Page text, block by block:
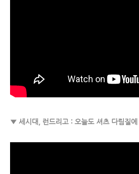
▼ 세시대, 런드리고 : 오늘도 셔츠 다림질